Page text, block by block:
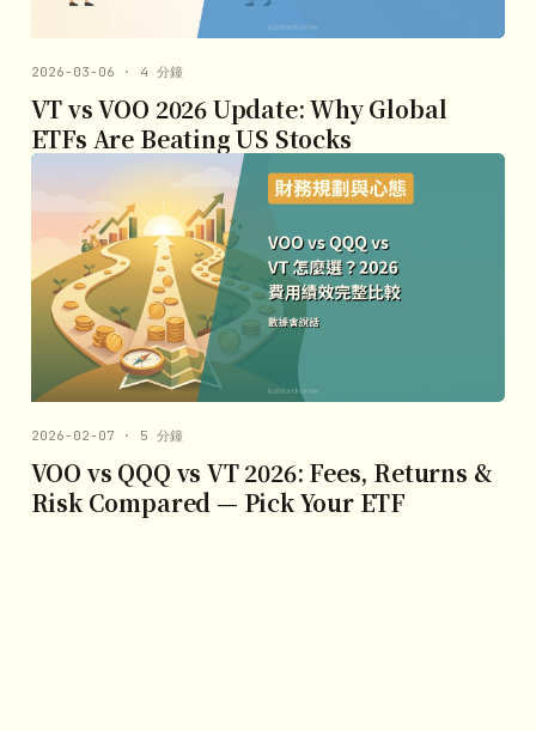
2026-03-06 · 4 分鐘
VT vs VOO 2026 Update: Why Global
ETFs Are Beating US Stocks
2026-02-07 · 5 分鐘
VOO vs QQQ vs VT 2026: Fees, Returns &
Risk Compared — Pick Your ETF